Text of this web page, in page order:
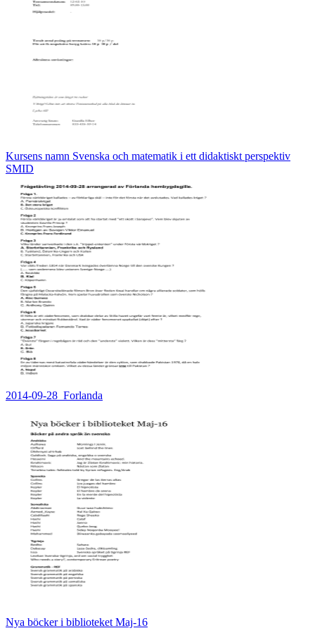
Kursens namn Svenska och matematik i ett didaktiskt perspektiv
SMID
2014-09-28_Forlanda
Nya böcker i biblioteket Maj-16